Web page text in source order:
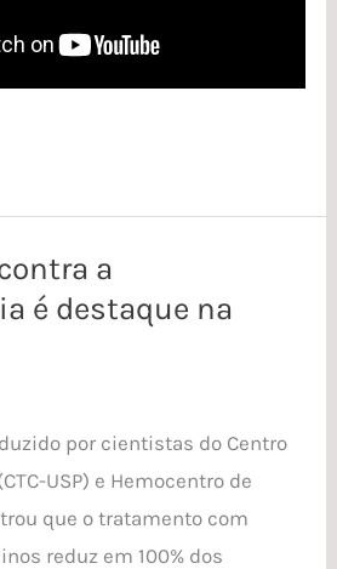
a
é destaque na
por cientistas do Centro
USP) e Hemocentro de
que o tratamento com
reduz em 100% dos